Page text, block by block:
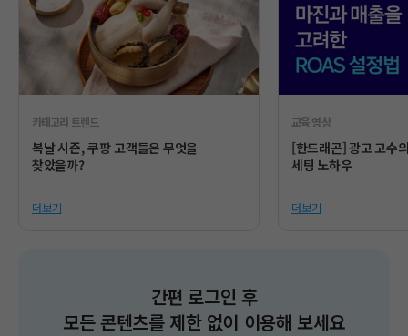
카테고리 트렌드
복날 시즌, 쿠팡 고객들은 무엇을
찾았을까?
더보기
교육 영상
[한드래곤] 광고 고수
세팅 노하우
더보기
간편 로그인 후​
모든 콘텐츠를 제한 없이 이용해 보세요​